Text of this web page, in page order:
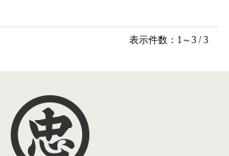
表示件数：1～3 / 3